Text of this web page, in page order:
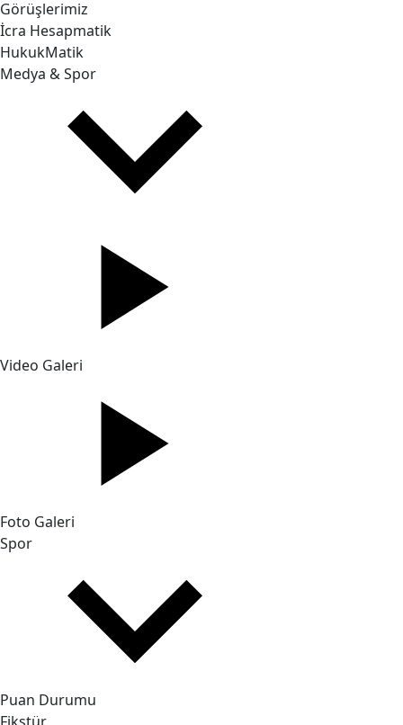
Görüşlerimiz
İcra Hesapmatik
HukukMatik
Medya & Spor
Video Galeri
Foto Galeri
Spor
Puan Durumu